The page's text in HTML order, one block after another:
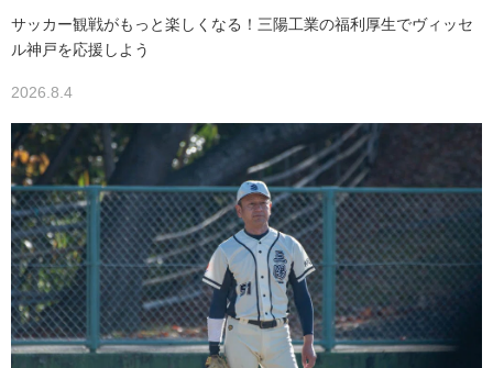
サッカー観戦がもっと楽しくなる！三陽工業の福利厚生でヴィッセ
ル神戸を応援しよう
2026.8.4